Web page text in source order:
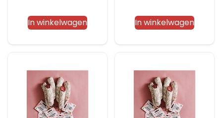
In winkelwagen In winkelwagen